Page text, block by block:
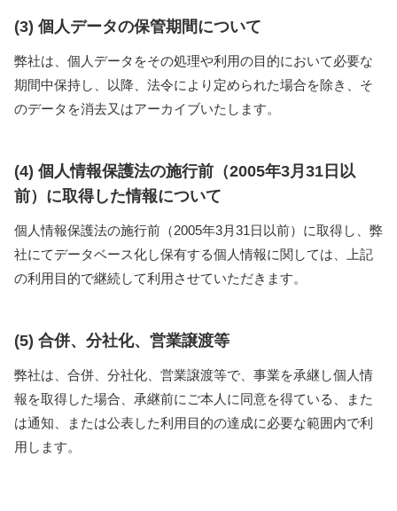
(3) 個人データの保管期間について
弊社は、個人データをその処理や利用の目的において必要な
期間中保持し、以降、法令により定められた場合を除き、そ
のデータを消去又はアーカイブいたします。
(4) 個人情報保護法の施行前（2005年3月31日以
前）に取得した情報について
個人情報保護法の施行前（2005年3月31日以前）に取得し、弊
社にてデータベース化し保有する個人情報に関しては、上記
の利用目的で継続して利用させていただきます。
(5) 合併、分社化、営業譲渡等
弊社は、合併、分社化、営業譲渡等で、事業を承継し個人情
報を取得した場合、承継前にご本人に同意を得ている、また
は通知、または公表した利用目的の達成に必要な範囲内で利
用します。